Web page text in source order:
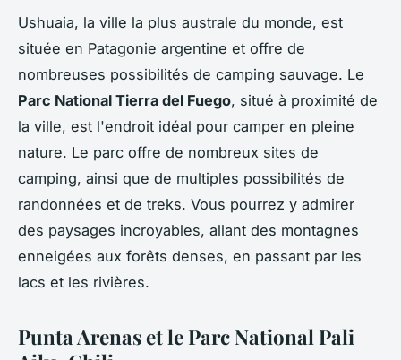
Ushuaia, la ville la plus australe du monde, est
située en Patagonie argentine et offre de
nombreuses possibilités de camping sauvage. Le
Parc National Tierra del Fuego, situé à proximité de
la ville, est l'endroit idéal pour camper en pleine
nature. Le parc offre de nombreux sites de
camping, ainsi que de multiples possibilités de
randonnées et de treks. Vous pourrez y admirer
des paysages incroyables, allant des montagnes
enneigées aux forêts denses, en passant par les
lacs et les rivières.
Punta Arenas et le Parc National Pali